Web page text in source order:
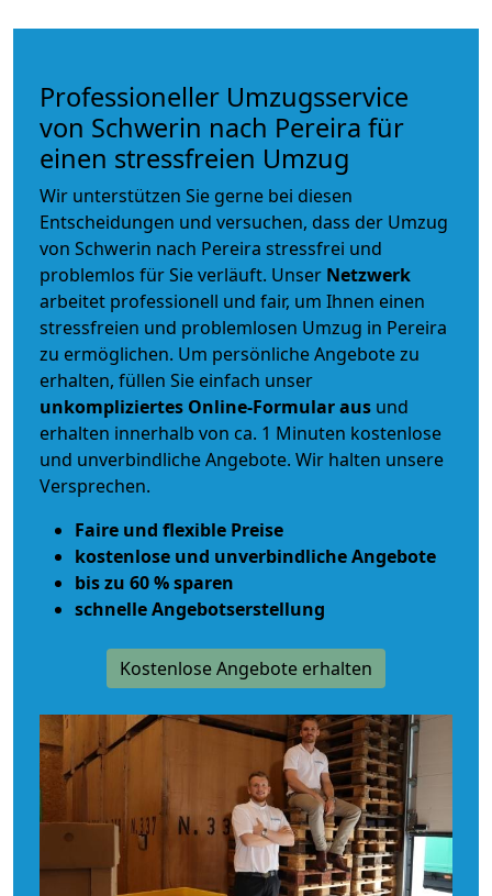
Professioneller Umzugsservice
von Schwerin nach Pereira für
einen stressfreien Umzug
Wir unterstützen Sie gerne bei diesen
Entscheidungen und versuchen, dass der Umzug
von Schwerin nach Pereira stressfrei und
problemlos für Sie verläuft. Unser Netzwerk
arbeitet professionell und fair, um Ihnen einen
stressfreien und problemlosen Umzug in Pereira
zu ermöglichen. Um persönliche Angebote zu
erhalten, füllen Sie einfach unser
unkompliziertes Online-Formular aus und
erhalten innerhalb von ca. 1 Minuten kostenlose
und unverbindliche Angebote. Wir halten unsere
Versprechen.
Faire und flexible Preise
kostenlose und unverbindliche Angebote
bis zu 60 % sparen
schnelle Angebotserstellung
Kostenlose Angebote erhalten